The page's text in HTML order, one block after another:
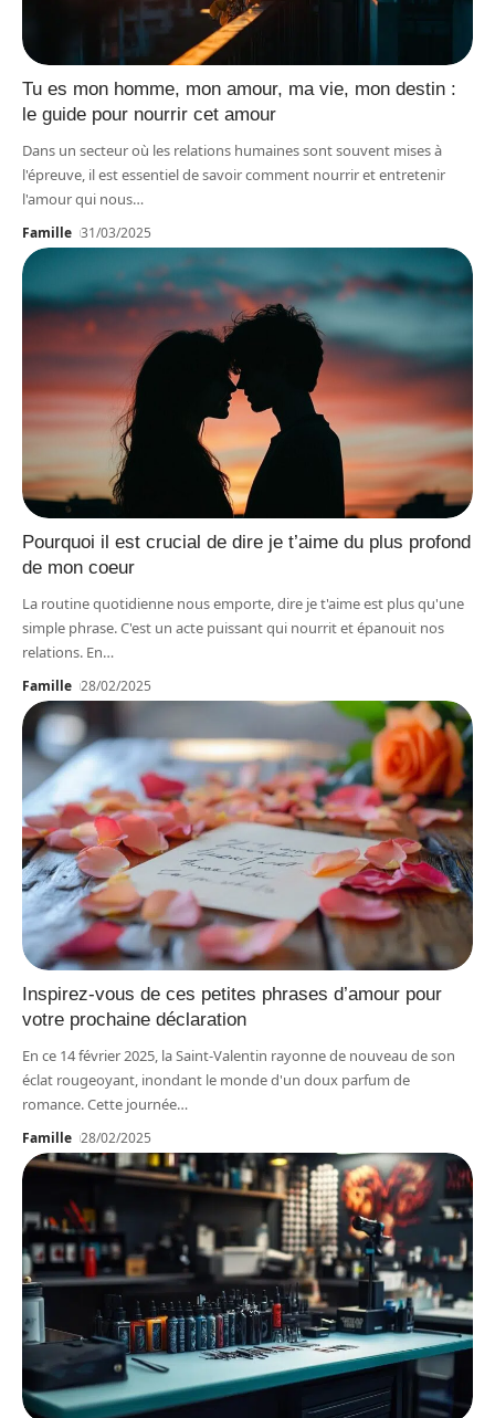
Tu es mon homme, mon amour, ma vie, mon destin :
le guide pour nourrir cet amour
Dans un secteur où les relations humaines sont souvent mises à
l'épreuve, il est essentiel de savoir comment nourrir et entretenir
l'amour qui nous…
Famille 31/03/2025
Pourquoi il est crucial de dire je t’aime du plus profond
de mon coeur
La routine quotidienne nous emporte, dire je t'aime est plus qu'une
simple phrase. C'est un acte puissant qui nourrit et épanouit nos
relations. En…
Famille 28/02/2025
Inspirez-vous de ces petites phrases d’amour pour
votre prochaine déclaration
En ce 14 février 2025, la Saint-Valentin rayonne de nouveau de son
éclat rougeoyant, inondant le monde d'un doux parfum de
romance. Cette journée…
Famille 28/02/2025